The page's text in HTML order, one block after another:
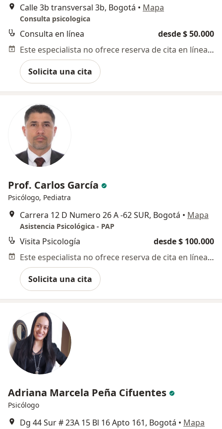
Calle 3b transversal 3b, Bogotá • Mapa
Consulta psicologica
Consulta en línea
desde $ 50.000
Este especialista no ofrece reserva de cita en línea en esta dirección.
Solicita una cita
Prof. Carlos García
Psicólogo, Pediatra
Carrera 12 D Numero 26 A -62 SUR, Bogotá • Mapa
Asistencia Psicológica - PAP
Visita Psicología
desde $ 100.000
Este especialista no ofrece reserva de cita en línea en esta dirección.
Solicita una cita
Adriana Marcela Peña Cifuentes
Psicólogo
Dg 44 Sur # 23A 15 Bl 16 Apto 161, Bogotá • Mapa